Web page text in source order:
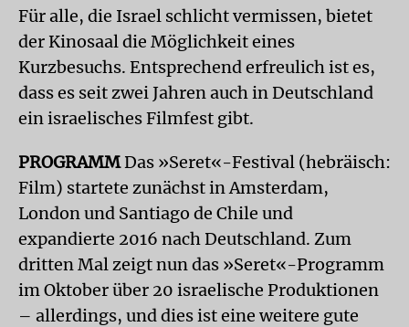
Für alle, die Israel schlicht vermissen, bietet
der Kinosaal die Möglichkeit eines
Kurzbesuchs. Entsprechend erfreulich ist es,
dass es seit zwei Jahren auch in Deutschland
ein israelisches Filmfest gibt.
PROGRAMMDas »Seret«-Festival (hebräisch:
Film) startete zunächst in Amsterdam,
London und Santiago de Chile und
expandierte 2016 nach Deutschland. Zum
dritten Mal zeigt nun das »Seret«-Programm
im Oktober über 20 israelische Produktionen
– allerdings, und dies ist eine weitere gute